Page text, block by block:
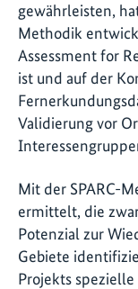
gewährleisten,
Methodik
Assessment for
ist und auf der
Validierung vor
Mit der SPARC-
ermittelt, die
Potenzial zur
Gebiete
Projekts